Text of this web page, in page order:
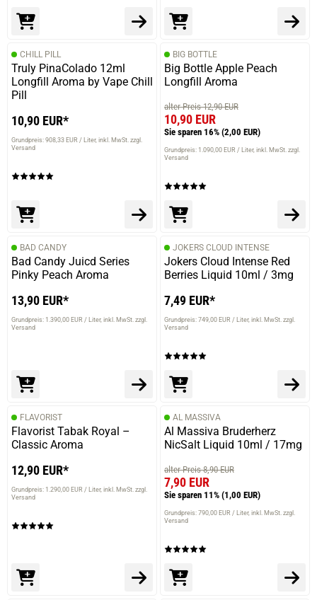
CHILL PILL
Truly PinaColado 12ml
Longfill Aroma by Vape Chill
Pill
10,90 EUR*
Grundpreis: 908,33 EUR / Liter inkl. MwSt. zzgl.
Versand
BIG BOTTLE
Big Bottle Apple Peach
Longfill Aroma
alter Preis 12,90 EUR
10,90 EUR
Sie sparen 16% (2,00 EUR)
Grundpreis: 1.090,00 EUR / Liter inkl. MwSt. zzgl.
Versand
BAD CANDY
Bad Candy Juicd Series
Pinky Peach Aroma
13,90 EUR*
Grundpreis: 1.390,00 EUR / Liter inkl. MwSt. zzgl.
Versand
JOKERS CLOUD INTENSE
Jokers Cloud Intense Red
Berries Liquid 10ml / 3mg
7,49 EUR*
Grundpreis: 749,00 EUR / Liter inkl. MwSt. zzgl.
Versand
FLAVORIST
Flavorist Tabak Royal –
Classic Aroma
12,90 EUR*
Grundpreis: 1.290,00 EUR / Liter inkl. MwSt. zzgl.
Versand
AL MASSIVA
Al Massiva Bruderherz
NicSalt Liquid 10ml / 17mg
alter Preis 8,90 EUR
7,90 EUR
Sie sparen 11% (1,00 EUR)
Grundpreis: 790,00 EUR / Liter inkl. MwSt. zzgl.
Versand